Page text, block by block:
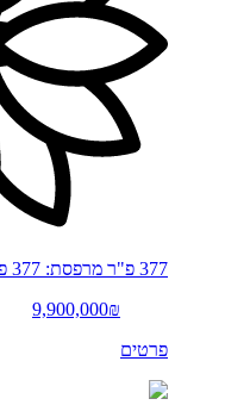
377 פ"ר
מרפסת: 377 פ"ר
9,900,000₪
פרטים